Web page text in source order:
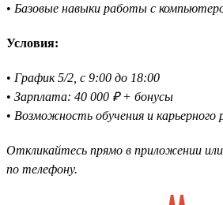
• Базовые навыки работы с
Условия:
• График 5/2, с 9:00 до 18:00
• Зарплата: 40 000 ₽ + бонусы
• Возможность обучения и карьерного
Откликайтесь прямо в приложении
по телефону.